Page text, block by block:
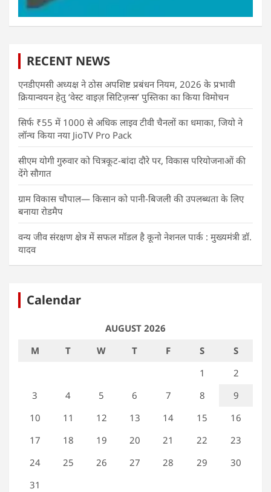
RECENT NEWS
एनडीएमसी अध्यक्ष ने ठोस अपशिष्ट प्रबंधन नियम, 2026 के प्रभावी
क्रियान्वयन हेतु ‘वेस्ट वाइज़ सिटिज़न्स’ पुस्तिका का किया विमोचन
सिर्फ ₹55 में 1000 से अधिक लाइव टीवी चैनलों का धमाका, जियो ने
लॉन्च किया नया JioTV Pro Pack
सीएम योगी गुरुवार को चित्रकूट-बांदा दौरे पर, विकास परियोजनाओं की
देंगे सौगात
ग्राम विकास चौपाल— किसान को पानी-बिजली की उपलब्धता के लिए
बनाया रोडमैप
वन्य जीव संरक्षण क्षेत्र में सफल मॉडल है कूनो नेशनल पार्क : मुख्यमंत्री डॉ.
यादव
Calendar
AUGUST 2026
M
T W T F S
S
1
2
3
4 5 6 7 8
9
10
11 12 13 14 15
16
17
18 19 20 21 22
23
24
25 26 27 28 29
30
31